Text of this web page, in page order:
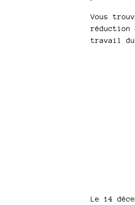
Vous
réduction
travail du
Le 14